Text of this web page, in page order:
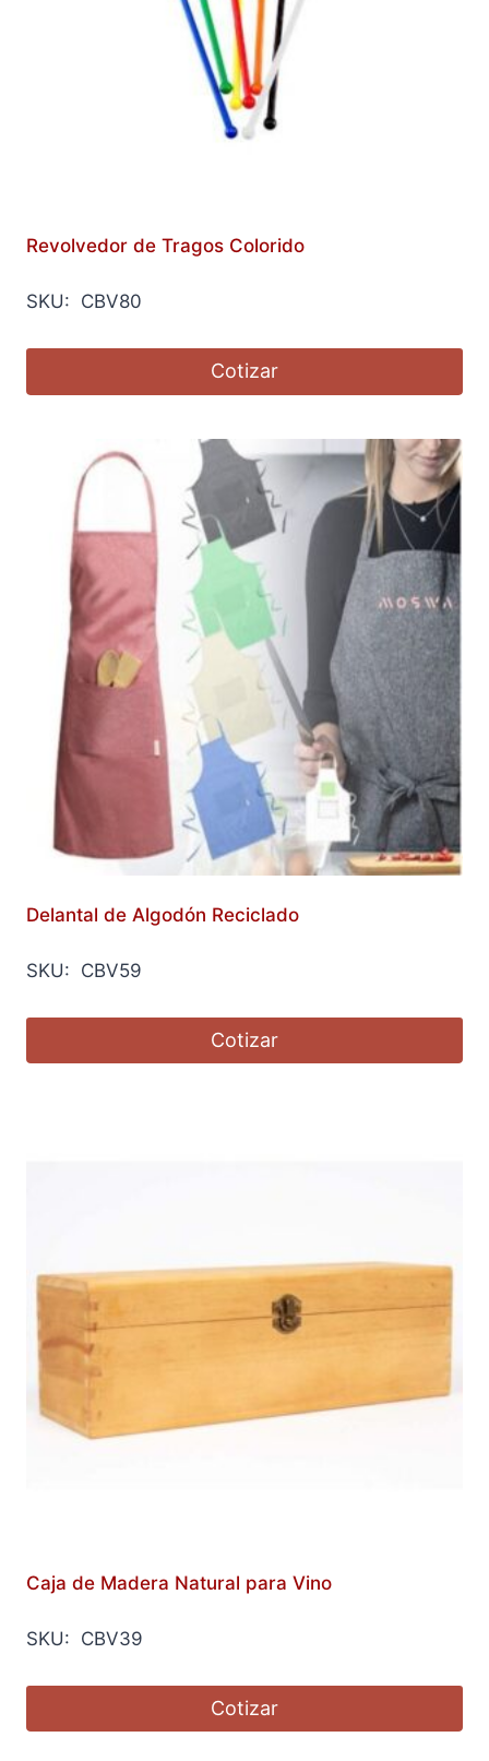
Revolvedor de Tragos Colorido
SKU: CBV80
Cotizar
Delantal de Algodón Reciclado
SKU: CBV59
Cotizar
Caja de Madera Natural para Vino
SKU: CBV39
Cotizar